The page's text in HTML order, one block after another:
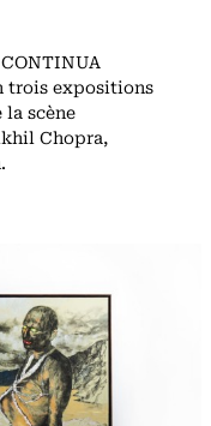
trois expositions
la scène
Chopra,